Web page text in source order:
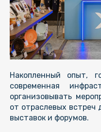
Накопленный опыт,
современная
организовывать
от отраслевых
выставок и форумов.